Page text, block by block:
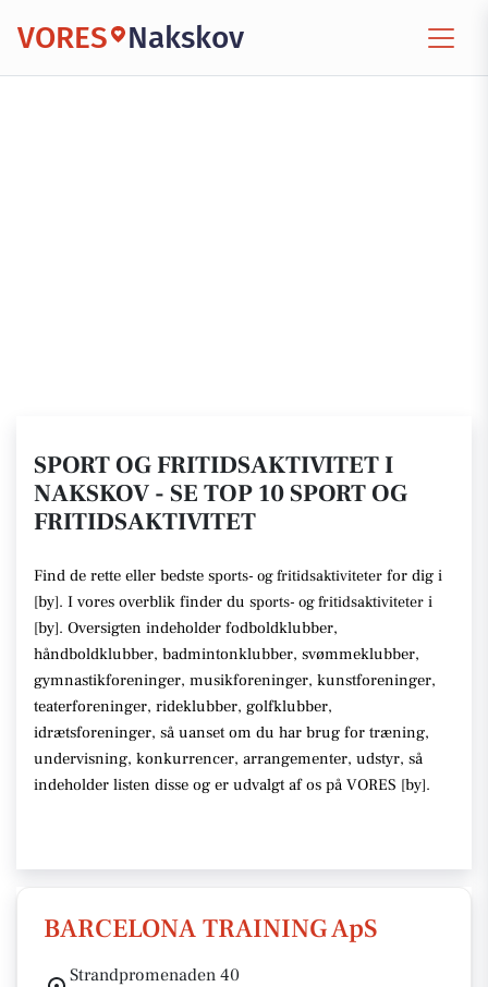
VORES Nakskov
SPORT OG FRITIDSAKTIVITET I
NAKSKOV - SE TOP 10 SPORT OG
FRITIDSAKTIVITET
Find de rette eller bedste sports- og fritidsaktiviteter for dig i
[by]. I vores overblik finder du sports- og fritidsaktiviteter i
[by]. Oversigten indeholder fodboldklubber,
håndboldklubber, badmintonklubber, svømmeklubber,
gymnastikforeninger, musikforeninger, kunstforeninger,
teaterforeninger, rideklubber, golfklubber,
idrætsforeninger, så uanset om du har brug for træning,
undervisning, konkurrencer, arrangementer, udstyr, så
indeholder listen disse og er udvalgt af os på VORES [by].
BARCELONA TRAINING ApS
Strandpromenaden 40